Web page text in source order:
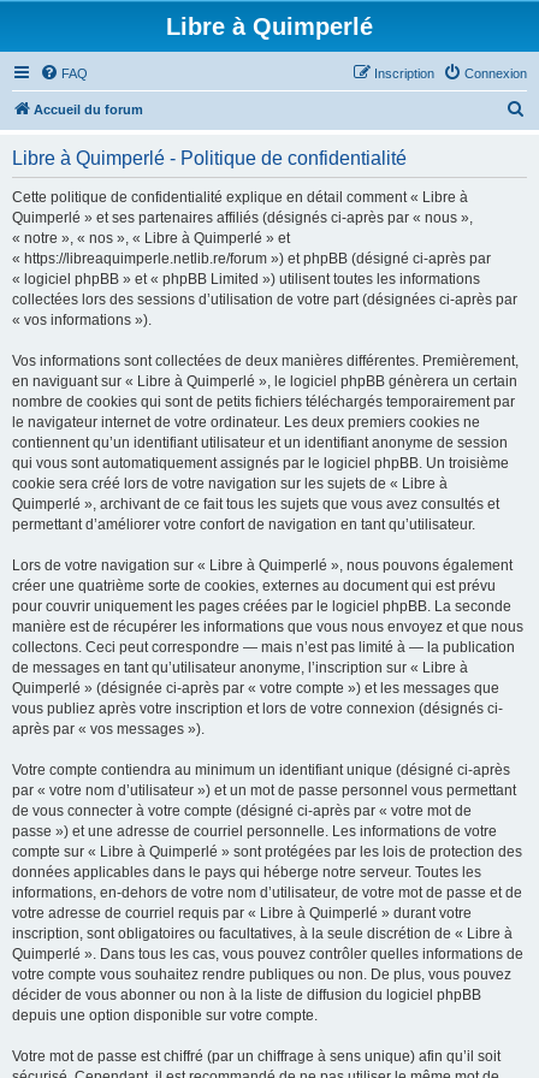
Libre à Quimperlé
FAQ Connexion
Inscription
Accueil du forum
Libre à Quimperlé - Politique de confidentialité
Cette politique de confidentialité explique en détail comment « Libre à
Quimperlé » et ses partenaires affiliés (désignés ci-après par « nous »,
« notre », « nos », « Libre à Quimperlé » et
« https://libreaquimperle.netlib.re/forum ») et phpBB (désigné ci-après par
« logiciel phpBB » et « phpBB Limited ») utilisent toutes les informations
collectées lors des sessions d’utilisation de votre part (désignées ci-après par
« vos informations »).
Vos informations sont collectées de deux manières différentes. Premièrement,
en naviguant sur « Libre à Quimperlé », le logiciel phpBB génèrera un certain
nombre de cookies qui sont de petits fichiers téléchargés temporairement par
le navigateur internet de votre ordinateur. Les deux premiers cookies ne
contiennent qu’un identifiant utilisateur et un identifiant anonyme de session
qui vous sont automatiquement assignés par le logiciel phpBB. Un troisième
cookie sera créé lors de votre navigation sur les sujets de « Libre à
Quimperlé », archivant de ce fait tous les sujets que vous avez consultés et
permettant d’améliorer votre confort de navigation en tant qu’utilisateur.
Lors de votre navigation sur « Libre à Quimperlé », nous pouvons également
créer une quatrième sorte de cookies, externes au document qui est prévu
pour couvrir uniquement les pages créées par le logiciel phpBB. La seconde
manière est de récupérer les informations que vous nous envoyez et que nous
collectons. Ceci peut correspondre — mais n’est pas limité à — la publication
de messages en tant qu’utilisateur anonyme, l’inscription sur « Libre à
Quimperlé » (désignée ci-après par « votre compte ») et les messages que
vous publiez après votre inscription et lors de votre connexion (désignés ci-
après par « vos messages »).
Votre compte contiendra au minimum un identifiant unique (désigné ci-après
par « votre nom d’utilisateur ») et un mot de passe personnel vous permettant
de vous connecter à votre compte (désigné ci-après par « votre mot de
passe ») et une adresse de courriel personnelle. Les informations de votre
compte sur « Libre à Quimperlé » sont protégées par les lois de protection des
données applicables dans le pays qui héberge notre serveur. Toutes les
informations, en-dehors de votre nom d’utilisateur, de votre mot de passe et de
votre adresse de courriel requis par « Libre à Quimperlé » durant votre
inscription, sont obligatoires ou facultatives, à la seule discrétion de « Libre à
Quimperlé ». Dans tous les cas, vous pouvez contrôler quelles informations de
votre compte vous souhaitez rendre publiques ou non. De plus, vous pouvez
décider de vous abonner ou non à la liste de diffusion du logiciel phpBB
depuis une option disponible sur votre compte.
Votre mot de passe est chiffré (par un chiffrage à sens unique) afin qu’il soit